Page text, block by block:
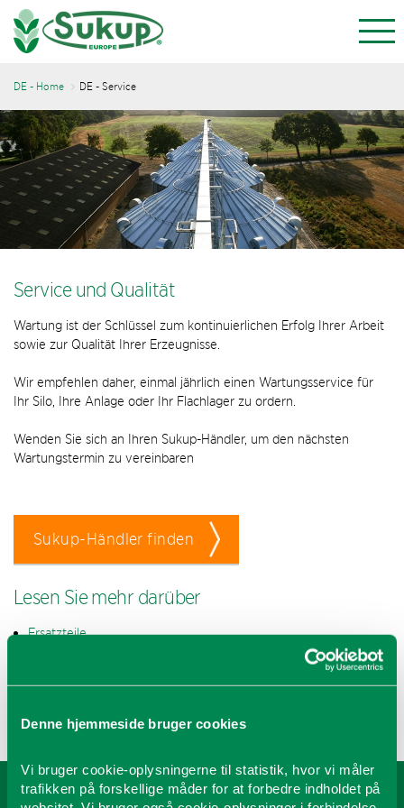
Denne hjemmeside bruger cookies
Vi bruger cookie-oplysningerne til statistik, hvor vi måler
trafikken på forskellige måder for at forbedre indholdet på
DE - Home DE - Service
Service und Qualität
Wartung ist der Schlüssel zum kontinuierlichen Erfolg Ihrer Arbeit
sowie zur Qualität Ihrer Erzeugnisse.
Wir empfehlen daher, einmal jährlich einen Wartungsservice für
Ihr Silo, Ihre Anlage oder Ihr Flachlager zu ordern.
Wenden Sie sich an Ihren Sukup-Händler, um den nächsten
Wartungstermin zu vereinbaren
Sukup-Händler finden
Lesen Sie mehr darüber
Ersatzteile
Gewährleistung
Sukup Europe A/S